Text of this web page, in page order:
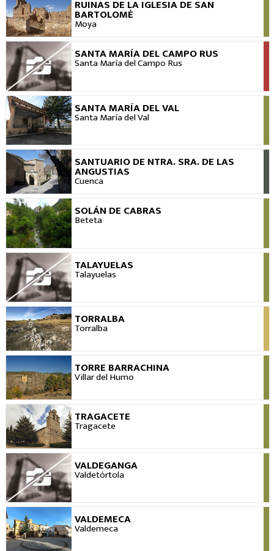
RUINAS DE LA IGLESIA DE SAN
BARTOLOMÉ
Moya
VER
SANTA MARÍA DEL CAMPO RUS
Santa María del Campo Rus
VER
SANTA MARÍA DEL VAL
Santa María del Val
VER
SANTUARIO DE NTRA. SRA. DE LAS
ANGUSTIAS
Cuenca
VER
SOLÁN DE CABRAS
Beteta VER
TALAYUELAS
Talayuelas VER
TORRALBA
Torralba
TORRE BARRACHINA
Villar del HumoVER
TRAGACETE
Tragacete VER
VALDEGANGA
Valdetórtola VER
VALDEMECA
Valdemeca VER